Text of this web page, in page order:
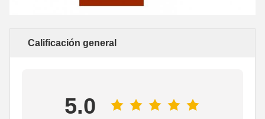
Calificación general
5.0